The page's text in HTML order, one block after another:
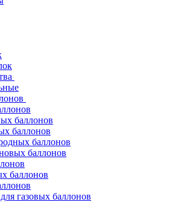
баллонов
баллонов
баллонов
баллонов
баллонов
газовых баллонов